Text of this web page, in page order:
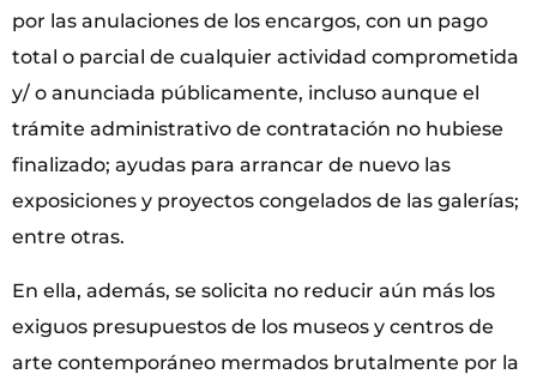
por las anulaciones de los encargos, con un pago
total o parcial de cualquier actividad comprometida
y/ o anunciada públicamente, incluso aunque el
trámite administrativo de contratación no hubiese
finalizado; ayudas para arrancar de nuevo las
exposiciones y proyectos congelados de las galerías;
entre otras.
En ella, además, se solicita no reducir aún más los
exiguos presupuestos de los museos y centros de
arte contemporáneo mermados brutalmente por la